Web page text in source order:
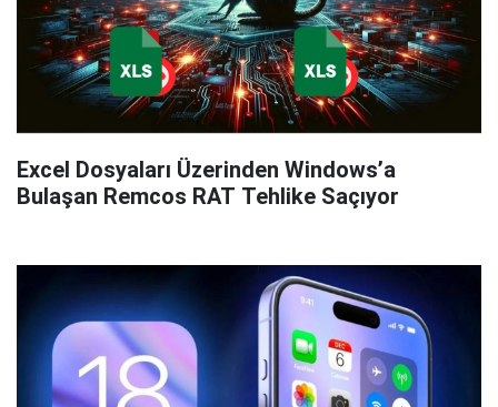
Excel Dosyaları Üzerinden Windows’a
Bulaşan Remcos RAT Tehlike Saçıyor